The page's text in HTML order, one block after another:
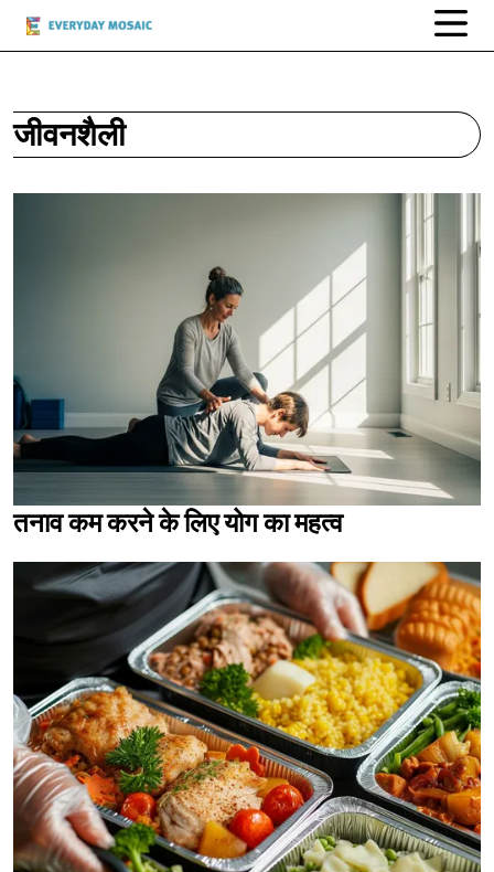
जीवनशैली
तनाव कम करने के लिए योग का महत्व